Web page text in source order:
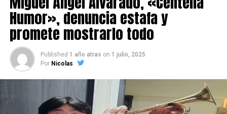
Humor», denuncia estafa y
promete mostrarlo todo
Published 1 año atras on 1 julio, 2025
Por Nicolas